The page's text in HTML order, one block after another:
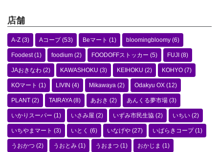
店舗
A-Z (3) Aコープ(53) Beマート (1) bloomingbloomy (6)
Foodest(1) foodium (2) FOODOFFストッカー (5) FUJI (8)
JAおきなわ (2) KAWASHOKU (3) KEIHOKU (2) KOHYO (7)
KOマート (1) LIVIN (4) Mikawaya (2) Odakyu OX (12)
PLANT (2) TAIRAYA(8) あおき (2) あんくる夢市場 (3)
いかりスーパー (1) いさみ屋 (2) いずみ市民生協 (2) いちい (2)
いちやまマート (3) いとく (6) いなげや (27) いばらきコープ(1)
うおかつ (2) うおとみ (1) うおまつ (1) おかじま (1)